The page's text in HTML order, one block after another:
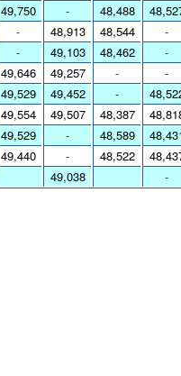
49,750
-
-
49,646
49,529
49,554
49,529
49,440
-
48,913
49,103
49,257
49,452
49,507
-
-
49,038
48,488
48,544
48,462
-
-
48,387
48,589
48,522
-
-
-
-